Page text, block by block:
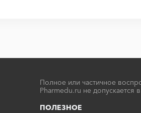
Полное или частичное
Pharmedu.ru не допускается
ПОЛЕЗНОЕ